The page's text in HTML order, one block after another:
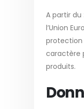
A partir du
l’Union
protection
caractère
produits.